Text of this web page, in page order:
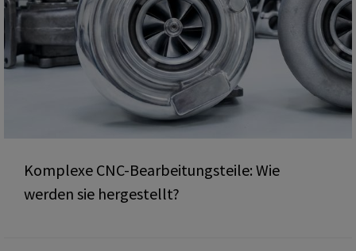
Komplexe CNC-Bearbeitungsteile: Wie
werden sie hergestellt?